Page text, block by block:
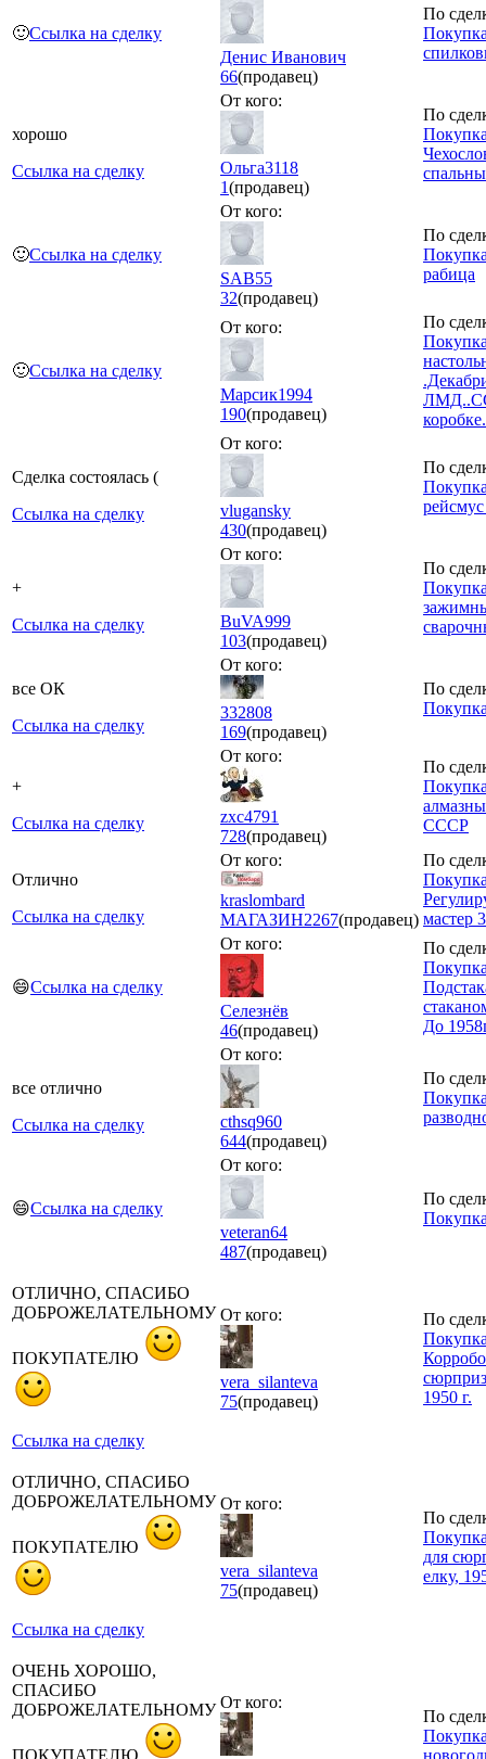
🙂Ссылка на сделку
Денис Иванович
66(продавец)
По
хорошо
Ссылка на сделку
От кого:
Ольга3118
1(продавец)
По
🙂Ссылка на сделку
От кого:
SAB55
32(продавец)
По
рабица
🙂Ссылка на сделку
От кого:
Марсик1994
190(продавец)
По
Сделка состоялась (
Ссылка на сделку
От кого:
vlugansky
430(продавец)
По
+
Ссылка на сделку
От кого:
BuVA999
103(продавец)
По
все ОК
Ссылка на сделку
От кого:
332808
169(продавец)
По
+
Ссылка на сделку
От кого:
zxc4791
728(продавец)
По
СССР
Отлично
Ссылка на сделку
От кого:
kraslombard
МАГАЗИН2267(продавец)
По
мастер
😄Ссылка на сделку
От кого:
Селезнёв
46(продавец)
По
До
все отлично
Ссылка на сделку
От кого:
cthsq960
644(продавец)
По
😄Ссылка на сделку
От кого:
veteran64
487(продавец)
По
ОТЛИЧНО, СПАСИБО
ДОБРОЖЕЛАТЕЛЬНОМУ
ПОКУПАТЕЛЮ
Ссылка на сделку
От кого:
vera_silanteva
75(продавец)
По
1950 г.
ОТЛИЧНО, СПАСИБО
ДОБРОЖЕЛАТЕЛЬНОМУ
ПОКУПАТЕЛЮ
Ссылка на сделку
От кого:
vera_silanteva
75(продавец)
По
для
елку,
ОЧЕНЬ ХОРОШО,
СПАСИБО
ДОБРОЖЕЛАТЕЛЬНОМУ
ПОКУПАТЕЛЮ
От кого:
По